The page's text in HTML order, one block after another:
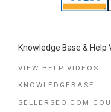
Knowledge Base & Help
VIEW HELP VIDEOS
KNOWLEDGEBASE
SELLERSEO.COM